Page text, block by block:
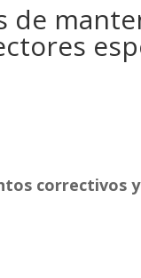
de
correctivos